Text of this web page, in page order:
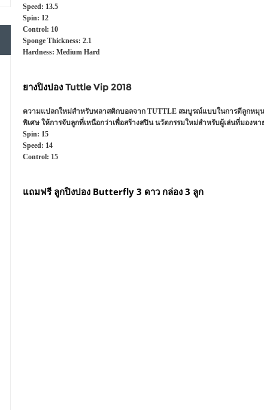
Speed: 13.5
Spin: 12
Control: 10
Sponge Thickness: 2.1
Hardness: Medium Hard
ยางปิงปอง TuttleVip 2018
ความแปลกใหม่สำหรับพลาสติกบอลจาก TUTTLE สมบูรณ์แบบในการตีลูกหมุ
พิเศษ ให้การจับลูกที่เหนือกว่าเพื่อสร้างสปิน นวัตกรรมใหม่สำหรับผู้เล่นที่มองหา
Spin: 15
Speed: 14
Control: 15
แถมฟรี ลูกปิงปอง Butterfly 3 ดาว กล่อง 3 ลูก